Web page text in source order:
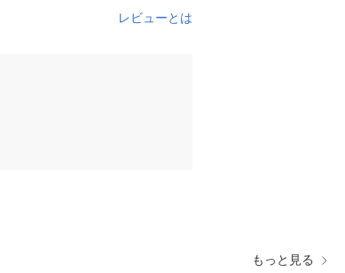
レビューとは
もっと見る